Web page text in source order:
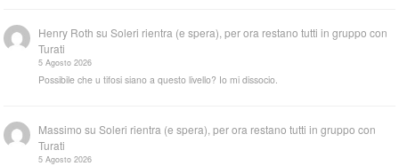
Henry Roth suSoleri rientra (e spera), per ora restano tutti in gruppo con
Turati
5 Agosto 2026
Possibile che u tifosi siano a questo livello? Io mi dissocio.
Massimo suSoleri rientra (e spera), per ora restano tutti in gruppo con
Turati
5 Agosto 2026